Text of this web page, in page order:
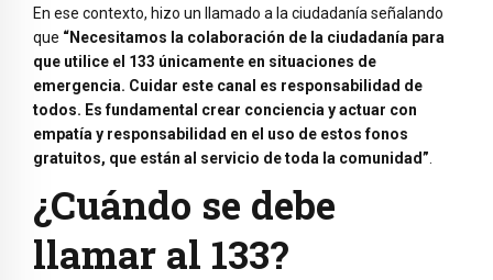
En ese contexto, hizo un llamado a la ciudadanía señalando
que “Necesitamos la colaboración de la ciudadanía para
que utilice el 133 únicamente en situaciones de
emergencia. Cuidar este canal es responsabilidad de
todos. Es fundamental crear conciencia y actuar con
empatía y responsabilidad en el uso de estos fonos
gratuitos, que están al servicio de toda la comunidad”
¿Cuándo se debe
llamar al 133?